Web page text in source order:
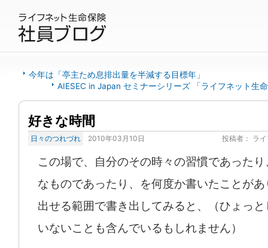
今年は「亭主ため息排出量を半減する目標年」
AIESEC in Japan セミナーシリーズ 「ライフネット生
好きな時間
日々のつれづれ 2010年03月10日 投稿者： ラ
この場で、自分のその時々の習慣であった
なものであったり、を何度か書いたことが
出せる範囲で書き出してみると、（ひょっ
いないことも含んでいるもしれません）